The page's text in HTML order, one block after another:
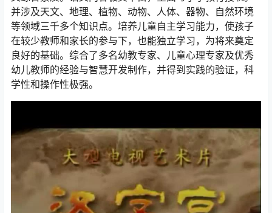
并涉及天文、地理、植物、动物、人体、器物、自然环境
等领域三千多个知识点。培养儿童自主学习能力，使孩子
在较少教师和家长的参与下，也能独立学习，为将来奠定
良好的基础。综合了多名幼教专家、儿童心理专家及优秀
幼儿教师的经验与智慧开发制作，并得到实践的验证，科
学性和操作性极强。